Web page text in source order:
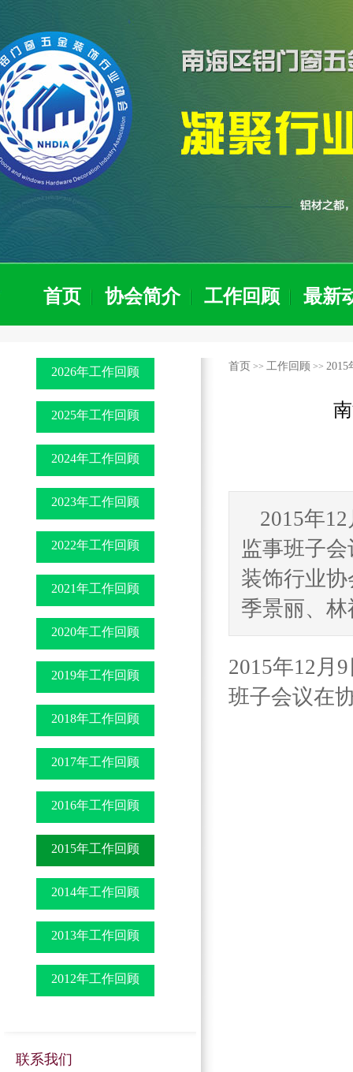
首页 协会简介 工作回顾 最新
2026年工作回顾
2025年工作回顾
2024年工作回顾
2023年工作回顾
2022年工作回顾
2021年工作回顾
2020年工作回顾
2019年工作回顾
2018年工作回顾
2017年工作回顾
2016年工作回顾
2015年工作回顾
2014年工作回顾
2013年工作回顾
2012年工作回顾
联系我们
首页 >> 工作回顾 >> 2015
2015年
监事班子
装饰行业
季景丽、
2015年12月
班子会议在